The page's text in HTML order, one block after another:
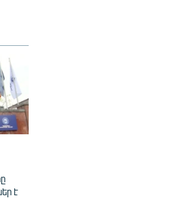
է